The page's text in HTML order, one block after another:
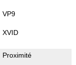
VP9
XVID
Proximité